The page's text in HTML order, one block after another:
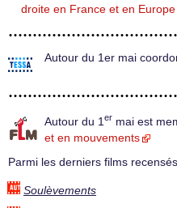
droite en France et en Europe
Autour du 1er mai
Autour du 1 er mai est
et en mouvements
Parmi les derniers films
Soulèvements